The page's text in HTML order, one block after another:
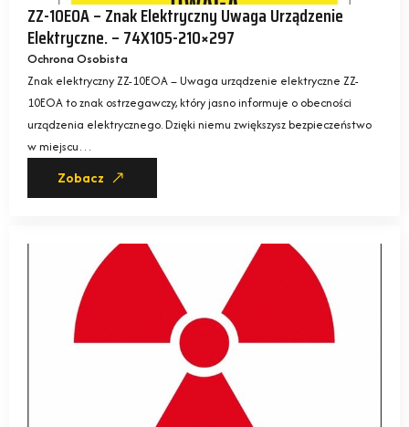
ZZ-10EOA – Znak Elektryczny Uwaga Urządzenie
Elektryczne. – 74X105-210×297
Ochrona Osobista
Znak elektryczny ZZ-10EOA – Uwaga urządzenie elektryczne ZZ-
10EOA to znak ostrzegawczy, który jasno informuje o obecności
urządzenia elektrycznego. Dzięki niemu zwiększysz bezpieczeństwo
w miejscu…
Zobacz